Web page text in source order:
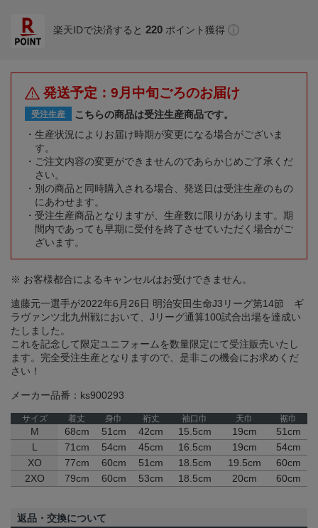
楽天IDで決済すると 220 ポイント獲得
発送予定：9月中旬ごろのお届け
受注生産
こちらの商品は受注生産商品です。
生産状況によりお届け時期が変更になる場合がございま
す。
ご注文内容の変更ができませんのであらかじめご了承くだ
さい。
別の商品と同時購入される場合、発送日は受注生産のもの
にあわせます。
受注生産商品となりますが、生産数に限りがあります。期
間内であっても早期に受付を終了させていただく場合がご
ざいます。
※ お客様都合によるキャンセルはお受けできません。
遠藤元一選手が2022年6月26日 明治安田生命J3リーグ第14節 ギ
ラヴァンツ北九州戦において、Jリーグ通算100試合出場を達成い
たしました。
これを記念して限定ユニフォームを数量限定にて受注販売いたし
ます。完全受注生産となりますので、是非この機会にお求めくだ
さい！
メーカー品番：ks900293
サイズ 着丈 身巾 裄丈 袖口巾 天巾 裾巾
M 68cm 51cm 42cm 15.5cm 19cm
51cm
L
71cm 54cm 45cm 16.5cm 19cm
54cm
XO
77cm 60cm 51cm 18.5cm 19.5cm
60cm
2XO
79cm 60cm 53cm 18.5cm 20cm 60cm
返品・交換について